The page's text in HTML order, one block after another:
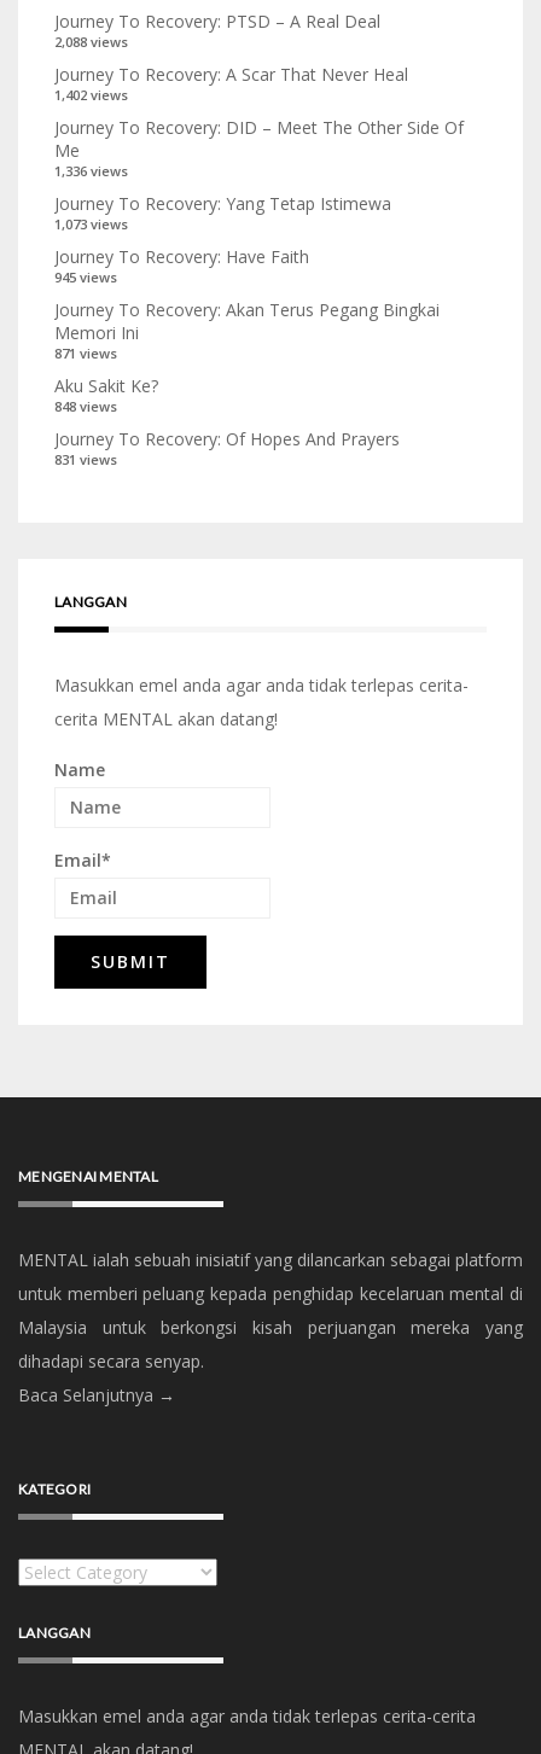
Journey To Recovery: PTSD – A Real Deal
2,088 views
Journey To Recovery: A Scar That Never Heal
1,402 views
Journey To Recovery: DID – Meet The Other Side Of
Me
1,336 views
Journey To Recovery: Yang Tetap Istimewa
1,073 views
Journey To Recovery: Have Faith
945 views
Journey To Recovery: Akan Terus Pegang Bingkai
Memori Ini
871 views
Aku Sakit Ke?
848 views
Journey To Recovery: Of Hopes And Prayers
831 views
LANGGAN
Masukkan emel anda agar anda tidak terlepas cerita-
cerita MENTAL akan datang!
Name
Email*
MENGENAI MENTAL
MENTAL ialah sebuah inisiatif yang dilancarkan sebagai platform
untuk memberi peluang kepada penghidap kecelaruan mental di
Malaysia untuk berkongsi kisah perjuangan mereka yang
dihadapi secara senyap.
Baca Selanjutnya →
KATEGORI
Kategori
LANGGAN
Masukkan emel anda agar anda tidak terlepas cerita-cerita